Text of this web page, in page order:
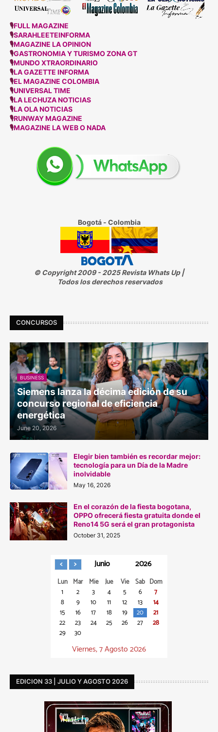
🎙FULL MAGAZINE
🎙SARAHLEETEINFORMA
🎙MAGAZINE LA OPINION
🎙GASTRONOMIA Y TURISMO ZONA GT
🎙MUNDO XTRAORDINARIO
🎙LA GAZETTE INFORMA
🎙EL MAGAZINE COLOMBIA
🎙UNIVERSAL TIME
🎙LA LECHUZA NOTICIAS
🎙LA OLA NOTICIAS
🎙RUNWAY MAGAZINE
🎙MAGAZINE LA WEB O NADA
Bogotá - Colombia
© Copyright 2009 - 2025 Revista Whats Up |
Todos los derechos reservados
CONCURSOS
BUSINESS
Siemens lanza la décima edición de su
concurso regional de eficiencia
energética
June 20, 2026
Elegir bien también es recordar mejor:
tecnología para un Día de la Madre
inolvidable
May 16, 2026
En el corazón de la fiesta bogotana,
OPPO ofrecerá fiesta gratuita donde el
Reno14 5G será el gran protagonista
October 31, 2025
Junio 2026
Lun Mar Mie Jue Vie Sab Dom
1
2 3 4 5 6
7
8
9 10 11 12 13
14
15
16 17 18 19 20
21
22
23 24 25 26 27
28
29
30
Viernes, 7 Agosto 2026
EDICION 33 | JULIO Y AGOSTO 2026